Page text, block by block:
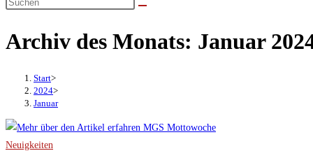
Archiv des Monats: Januar
Start>
2024>
Januar
Neuigkeiten